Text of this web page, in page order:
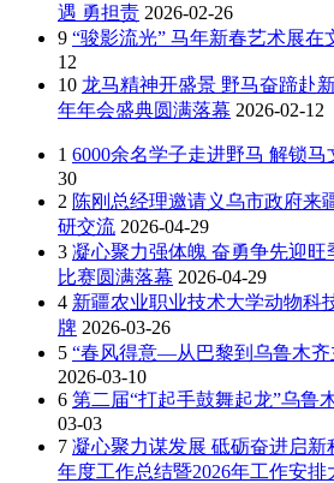
遇 勇担责 2026-02-26
9 “骏影流光” 马年新春艺术展在
12
10 龙马精神开盛景 野马奋蹄赴
年年会盛典圆满落幕 2026-02-12
1 6000余名学子走进野马 解锁马
30
2 陈刚总经理邀请义乌市政府来
研交流 2026-04-29
3 凝心聚力强体魄 奋勇争先迎
比赛圆满落幕 2026-04-29
4 新疆农业职业技术大学动物科
牌 2026-03-26
5 “春风得意—从巴黎到乌鲁木齐
2026-03-10
6 第二届“打起手鼓舞起龙”乌鲁
03-03
7 凝心聚力谋发展 砥砺奋进启
年度工作总结暨2026年工作安排